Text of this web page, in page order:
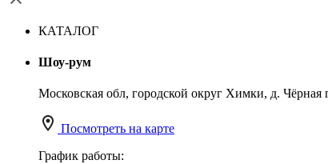
КАТАЛОГ
Шоу-рум
Московская обл, городской округ Химки, д. Чёрная
Посмотреть на карте
График работы: